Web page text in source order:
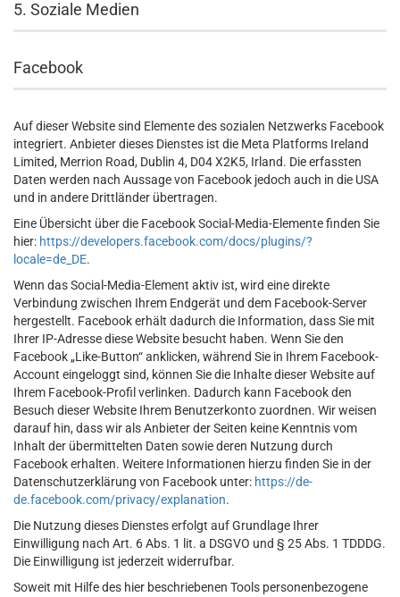
5. Soziale Medien
Facebook
Auf dieser Website sind Elemente des sozialen Netzwerks Facebook
integriert. Anbieter dieses Dienstes ist die Meta Platforms Ireland
Limited, Merrion Road, Dublin 4, D04 X2K5, Irland. Die erfassten
Daten werden nach Aussage von Facebook jedoch auch in die USA
und in andere Drittländer übertragen.
Eine Übersicht über die Facebook Social-Media-Elemente finden Sie
hier: https://developers.facebook.com/docs/plugins/?
locale=de_DE.
Wenn das Social-Media-Element aktiv ist, wird eine direkte
Verbindung zwischen Ihrem Endgerät und dem Facebook-Server
hergestellt. Facebook erhält dadurch die Information, dass Sie mit
Ihrer IP-Adresse diese Website besucht haben. Wenn Sie den
Facebook „Like-Button“ anklicken, während Sie in Ihrem Facebook-
Account eingeloggt sind, können Sie die Inhalte dieser Website auf
Ihrem Facebook-Profil verlinken. Dadurch kann Facebook den
Besuch dieser Website Ihrem Benutzerkonto zuordnen. Wir weisen
darauf hin, dass wir als Anbieter der Seiten keine Kenntnis vom
Inhalt der übermittelten Daten sowie deren Nutzung durch
Facebook erhalten. Weitere Informationen hierzu finden Sie in der
Datenschutzerklärung von Facebook unter: https://de-
de.facebook.com/privacy/explanation.
Die Nutzung dieses Dienstes erfolgt auf Grundlage Ihrer
Einwilligung nach Art. 6 Abs. 1 lit. a DSGVO und § 25 Abs. 1 TDDDG.
Die Einwilligung ist jederzeit widerrufbar.
Soweit mit Hilfe des hier beschriebenen Tools personenbezogene